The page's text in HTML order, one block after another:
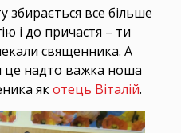
збирається все більше
і до причастя – ти
священника. А
це надто важка ноша
якотець Віталій.